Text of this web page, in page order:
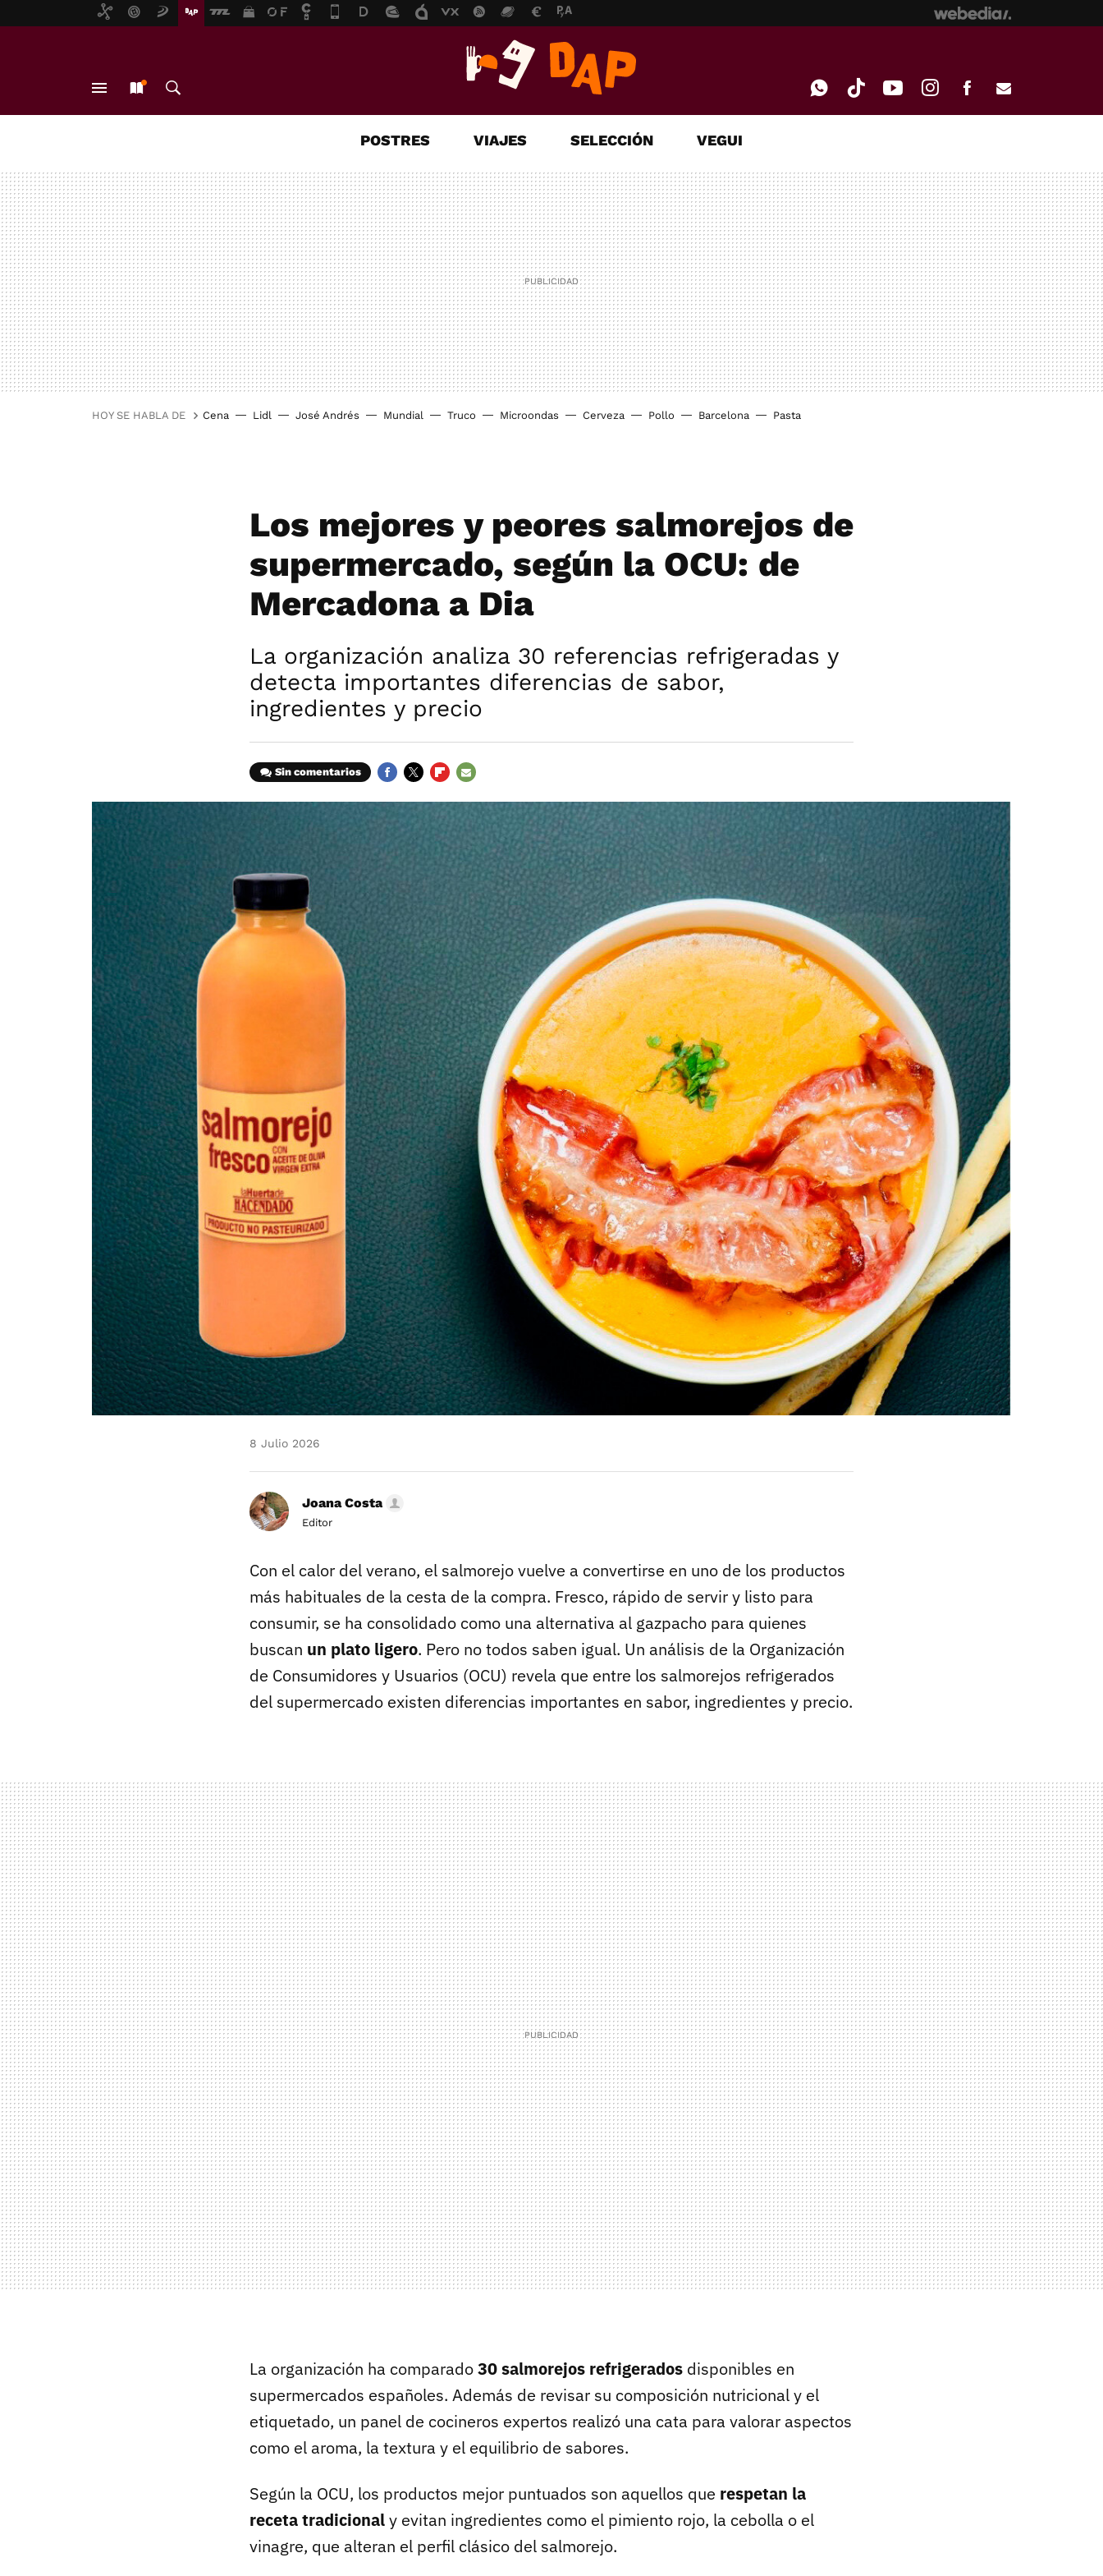
MAIL
POSTRES VIAJES SELECCIÓN VEGUI
HOY SE HABLA DE Cena Lidl José Andrés Mundial Truco Microondas Cerveza Pollo Barcelona Pasta
Los mejores y peores salmorejos de
supermercado, según la OCU: de
Mercadona a Dia
La organización analiza 30 referencias refrigeradas y
detecta importantes diferencias de sabor,
ingredientes y precio
Sin comentarios
8 Julio 2026
Joana Costa
Editor
Con el calor del verano, el salmorejo vuelve a convertirse en uno de los productos
más habituales de la cesta de la compra. Fresco, rápido de servir y listo para
consumir, se ha consolidado como una alternativa al gazpacho para quienes
buscan un plato ligero. Pero no todos saben igual. Un análisis de la Organización
de Consumidores y Usuarios (OCU) revela que entre los salmorejos refrigerados
del supermercado existen diferencias importantes en sabor, ingredientes y precio.
La organización ha comparado30 salmorejos refrigerados disponibles en
supermercados españoles. Además de revisar su composición nutricional y el
etiquetado, un panel de cocineros expertos realizó una cata para valorar aspectos
como el aroma, la textura y el equilibrio de sabores.
Según la OCU, los productos mejor puntuados son aquellos que respetan la
receta tradicionaly evitan ingredientes como el pimiento rojo, la cebolla o el
vinagre, que alteran el perfil clásico del salmorejo.